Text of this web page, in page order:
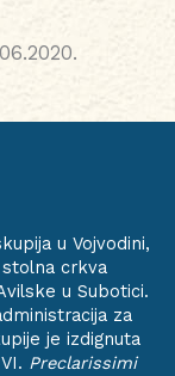
u Vojvodini,
crkva
u Subotici.
za
je izdignuta
Preclarissimi